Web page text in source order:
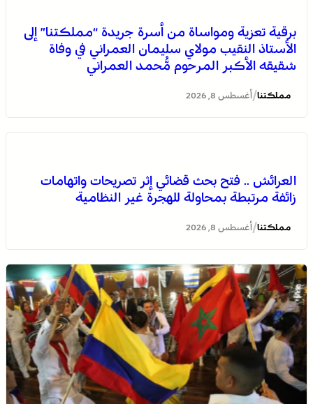
برقية تعزية ومواساة من أسرة جريدة “مملكتنا” إلى
الأستاذ النقيب مولاي سليمان العمراني في وفاة
شقيقه الأكبر المرحوم مُّحمد العمراني
مملكتنا/ أغسطس 8, 2026
العرائش .. فتح بحث قضائي إثر تصريحات واتهامات
زائفة مرتبطة بمحاولة للهجرة غير النظامية
مملكتنا/ أغسطس 8, 2026
الصحراء المغربية .. كولومبيا تعلن تغييرا في موقفها وتعترف
بسيادة المغرب على صحرائه